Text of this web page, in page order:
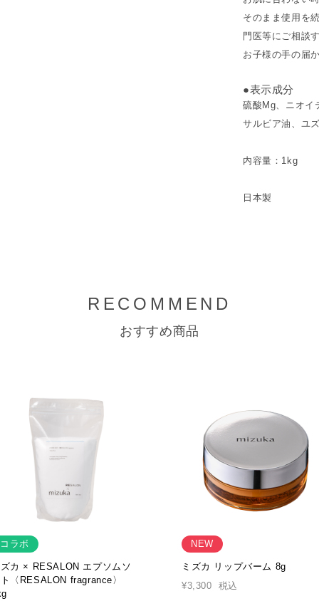
そのまま使用を
門医等にご相談
お子様の手の届
●表示成分
硫酸Mg、ニオイ
サルビア油、ユ
内容量：1kg
日本製
RECOMMEND
おすすめ商品
コラボ
カ × RESALON エプソムソ
〈RESALON fragrance〉
NEW
ミズカ リップバーム 8g
¥3,300
税込